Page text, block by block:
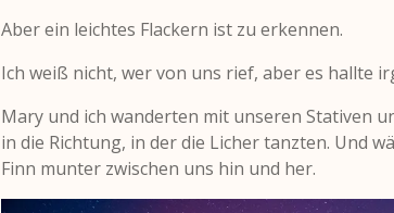
Aber ein leichtes Flackern ist zu erkennen.
Ich weiß nicht, wer von uns rief, aber es hallte
Mary und ich wanderten mit unseren Stativen
in die Richtung, in der die Licher tanzten. Und
Finn munter zwischen uns hin und her.